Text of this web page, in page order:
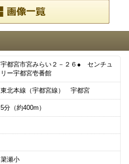
宇都宮市宮みらい２－２６● センチュ
リー宇都宮壱番館
東北本線（宇都宮線） 宇都宮
5分（約400m）
簗瀬小